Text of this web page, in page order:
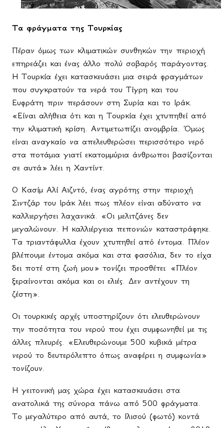
Τα φράγματα της Τουρκίας
Πέραν όμως των κλιματικών συνθηκών την περιοχή
επηρεάζει και ένας άλλο πολύ σοβαρός παράγοντας.
Η Τουρκία έχει κατασκευάσει μια σειρά φραγμάτων
που συγκρατούν τα νερά του Τίγρη και του
Ευφράτη πριν περάσουν στη Συρία και το Ιράκ.
«Είναι αλήθεια ότι και η Τουρκία έχει χτυπηθεί από
την κλιματική κρίση. Αντιμετωπίζει ανομβρία. Όμως
είναι αναγκαίο να απελευθερώσει περισσότερο νερό
στα ποτάμια γιατί εκατομμύρια άνθρωποι βασίζονται
σε αυτά» λέει η Χαντίντ.
Ο Κασίμ Αλί Αϊζντό, ένας αγρότης στην περιοχή
Σιντζάρ του Ιράκ λέει πως πλέον είναι αδύνατο να
καλλιεργήσει λαχανικά. «Οι μελιτζάνες δεν
μεγαλώνουν. Η καλλιέργεια πεπονιών καταστράφηκε.
Τα τριαντάφυλλα έχουν χτυπηθεί από έντομα. Πλέον
βλέπουμε έντομα ακόμα και στα φασόλια, δεν το είχα
δει ποτέ στη ζωή μου» τονίζει προσθέτει: «Πλέον
ξεραίνονται ακόμα και οι ελιές. Δεν αντέχουν τη
ζέστη».
Οι τουρκικές αρχές υποστηρίζουν ότι ελευθερώνουν
την ποσότητα του νερού που έχει συμφωνηθεί με τις
άλλες πλευρές. «Ελευθερώνουμε 500 κυβικά μέτρα
νερού το δευτερόλεπτο όπως αναφέρει η συμφωνία»
τονίζουν.
Η γειτονική μας χώρα έχει κατασκευάσει στα
ανατολικά της σύνορα πάνω από 500 φράγματα.
Το μεγαλύτερο από αυτά, το Ιλισού (φωτό) κοντά